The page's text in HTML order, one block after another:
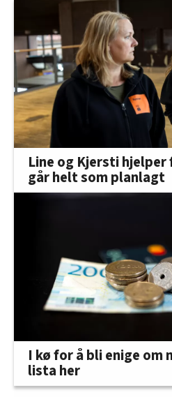
Line og Kjersti
går helt som planlagt
I kø for å bli enige om
lista her